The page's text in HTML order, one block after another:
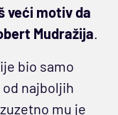
veći motiv da
Mudražija.
bio samo
najboljih
mu je